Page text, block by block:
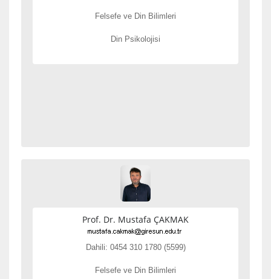
Felsefe ve Din Bilimleri
Din Psikolojisi
Prof. Dr. Mustafa ÇAKMAK
Dahili: 0454 310 1780 (5599)
Felsefe ve Din Bilimleri